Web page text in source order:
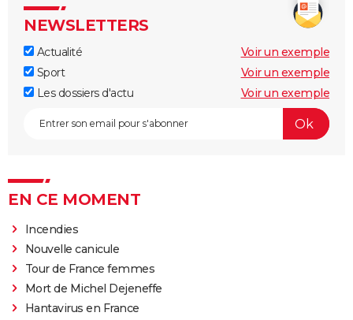
NEWSLETTERS
Actualité
Voir un exemple
Sport
Voir un exemple
Les dossiers d'actu
Voir un exemple
EN CE MOMENT
Incendies
Nouvelle canicule
Tour de France femmes
Mort de Michel Dejeneffe
Hantavirus en France